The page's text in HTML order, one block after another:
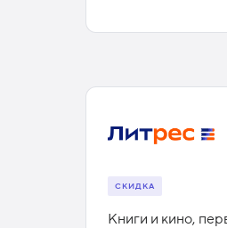
СКИДКА
Книги и кино,